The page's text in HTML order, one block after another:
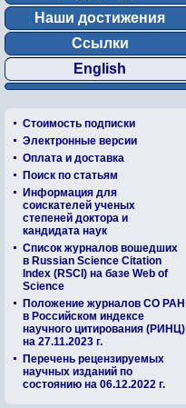
Наши достижения
Ссылки
English
Стоимость подписки
Электронные версии
Оплата и доставка
Поиск по статьям
Информация для
соискателей ученых
степеней доктора и
кандидата наук
Список журналов вошедших
в Russian Science Citation
Index (RSCI) на базе Web of
Science
Положение журналов СО РАН
в Российском индексе
научного цитирования (РИНЦ)
на 27.11.2023 г.
Перечень рецензируемых
научных изданий по
состоянию на 06.12.2022 г.